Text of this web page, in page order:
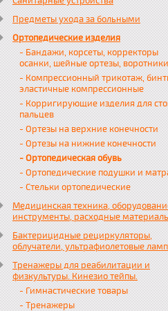
Предметы ухода за больными
Ортопедические изделия
- Бандажи, корсеты, корректоры
осанки, шейные ортезы, воротники
- Компрессионный трикотаж,
эластичные компрессионные
- Корригирующие изделия для
пальцев
- Ортезы на верхние конечности
- Ортезы на нижние конечности
- Ортопедическая обувь
- Ортопедические подушки и
- Стельки ортопедические
Медицинская техника,
инструменты, расходные
Бактерицидные рециркуляторы,
облучатели, ультрафиолетовые
Тренажеры для реабилитации и
физкультуры. Кинезио тейпы.
- Гимнастические товары
- Тренажеры